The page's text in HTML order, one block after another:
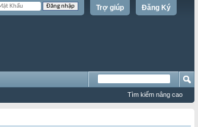
Đăng Ký
Trợ giúp
Tìm kiếm nâng cao